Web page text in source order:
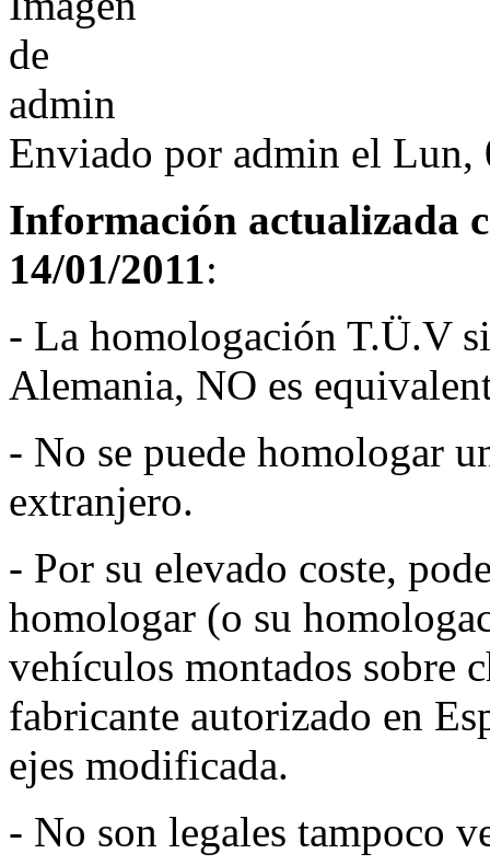
Enviado por admin el Lun,
Información actualizada
14/01/2011:
- La homologación T.Ü.V
Alemania, NO es
- No se puede homologar
extranjero.
- Por su elevado coste,
homologar (o su
vehículos montados sobre
fabricante autorizado en
ejes modificada.
- No son legales tampoco